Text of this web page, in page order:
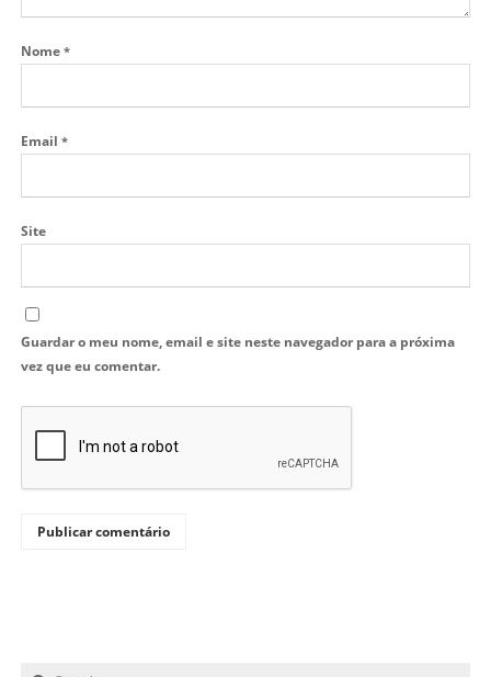
Nome *
Email *
Site
Guardar o meu nome, email e site neste navegador para a próxima
vez que eu comentar.